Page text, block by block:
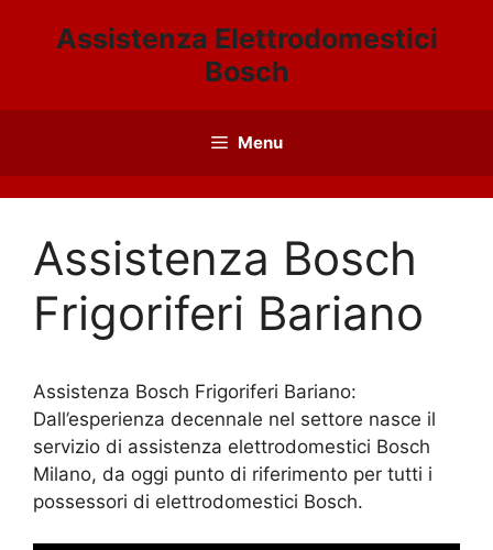
Assistenza Elettrodomestici
Bosch
Menu
Assistenza Bosch
Frigoriferi Bariano
Assistenza Bosch Frigoriferi Bariano:
Dall’esperienza decennale nel settore nasce il
servizio di assistenza elettrodomestici Bosch
Milano, da oggi punto di riferimento per tutti i
possessori di elettrodomestici Bosch.